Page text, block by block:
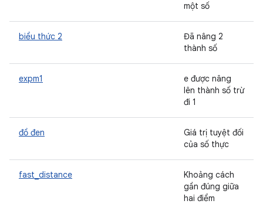
một số
biểu thức 2
Đã nâng 2
thành số
expm1
e được nâng
lên thành số trừ
đi 1
đồ đen
Giá trị tuyệt đối
của số thực
fast_distance
Khoảng cách
gần đúng giữa
hai điểm